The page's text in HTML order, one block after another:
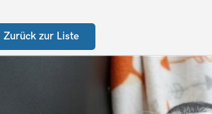
Zurück zur Liste